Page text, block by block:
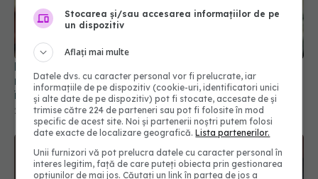
De ce oamenii ascultă muzică tristă. Impactul
muzicii triste asupra stării de spirit nu este
întotdeauna același
21 mai 2024, 15:58
Stocarea și/sau accesarea informațiilor de pe
un dispozitiv
Aflați mai multe
Datele dvs. cu caracter personal vor fi prelucrate, iar
informațiile de pe dispozitiv (cookie-uri, identificatori unici
și alte date de pe dispozitiv) pot fi stocate, accesate de și
trimise către 224 de parteneri sau pot fi folosite în mod
specific de acest site. Noi și partenerii noștri putem folosi
date exacte de localizare geografică.Lista partenerilor.
Unii furnizori vă pot prelucra datele cu caracter personal în
interes legitim, față de care puteți obiecta prin gestionarea
opțiunilor de mai jos. Căutați un link în partea de jos a